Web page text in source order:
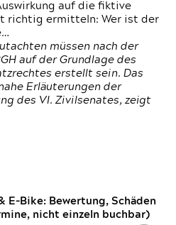
auf die fiktive
richtig ermitteln: Wer ist der
müssen nach der
auf der Grundlage des
erstellt sein. Das
Erläuterungen der
des VI. Zivilsenates, zeigt
E-Bike: Bewertung, Schäden
nicht einzeln buchbar)